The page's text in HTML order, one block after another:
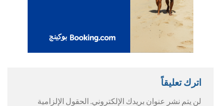
اترك تعليقاً
لن يتم نشر عنوان بريدك الإلكتروني. الحقول الإلزامية